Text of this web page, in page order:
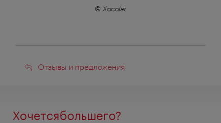
© Xocolat
Отзывы
Отзывы и предложения
Хочетсябольшего?